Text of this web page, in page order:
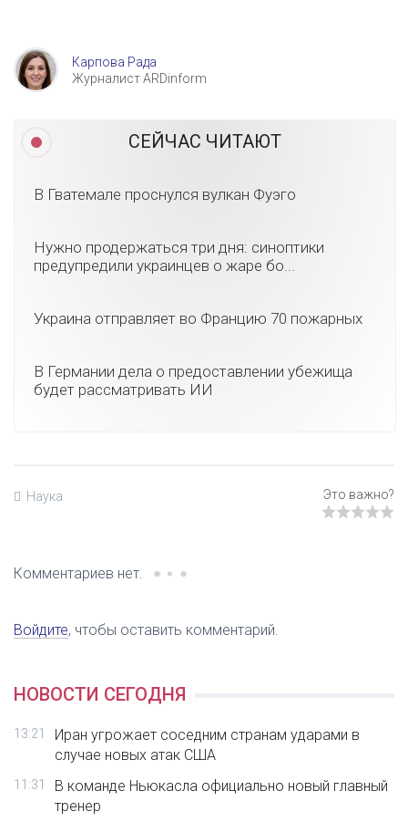
Карпова Рада
Журналист ARDinform
СЕЙЧАС ЧИТАЮТ
В Гватемале проснулся вулкан Фуэго
Нужно продержаться три дня: синоптики
предупредили украинцев о жаре бо...
Украина отправляет во Францию 70 пожарных
В Германии дела о предоставлении убежища
будет рассматривать ИИ
Наука
Комментариев нет.
Войдите, чтобы оставить комментарий.
НОВОСТИ СЕГОДНЯ
13:21
Иран угрожает соседним странам ударами в
случае новых атак США
11:31
В команде Ньюкасла официально новый главный
тренер